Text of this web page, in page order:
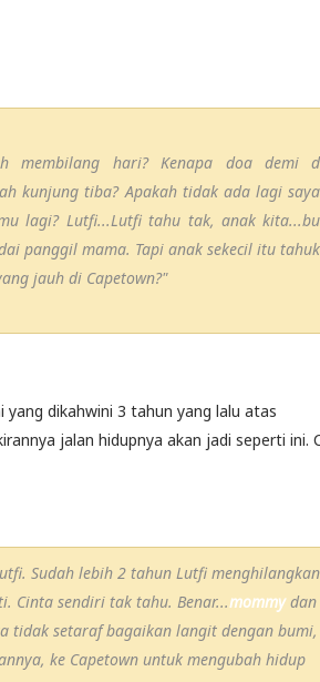
membilang hari? Kenapa doa demi
kunjung tiba? Apakah tidak ada lagi
lagi? Lutfi...Lutfi tahu tak, anak
panggil mama. Tapi anak sekecil itu
jauh di Capetown?"
dikahwini 3 tahun yang lalu atas
jalan hidupnya akan jadi seperti ini.
Sudah lebih 2 tahun Lutfi menghilangkan
Cinta sendiri tak tahu. Benar...mommydan
setaraf bagaikan langit dengan bumi,
ke Capetown untuk mengubah hidup